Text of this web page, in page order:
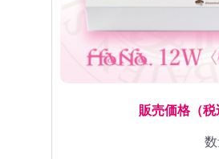
販売価格（